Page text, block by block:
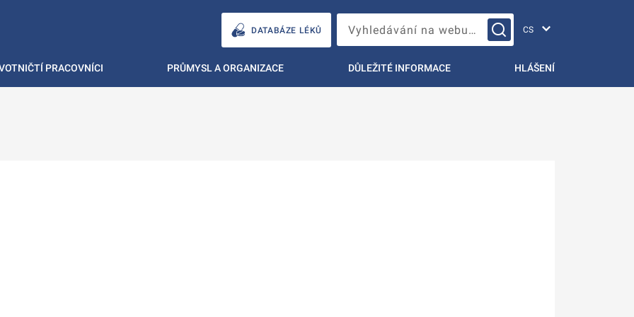
DATABÁZE LÉKŮ Vyhledávání na webu…
PRACOVNÍCI PRŮMYSL A ORGANIZACE DŮLEŽITÉ INFORMACE HLÁŠENÍ